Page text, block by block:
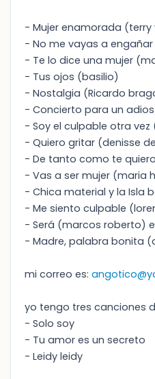
- Mujer enamorada
- No me vayas a
- Te lo dice una mujer
- Tus ojos (basilio)
- Nostalgia (Ricardo
- Concierto para un
- Soy el culpable otra
- Quiero gritar (denisse
- De tanto como te
- Vas a ser mujer (maria
- Chica material y la Isla
- Me siento culpable
- Será (marcos roberto)
- Madre, palabra bonita
mi correo es:
yo tengo tres canciones
- Solo soy
- Tu amor es un secreto
- Leidy leidy